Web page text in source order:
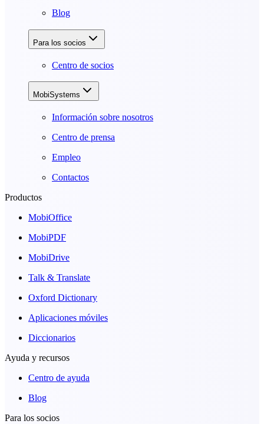
Blog
Para los socios
Centro de socios
MobiSystems
Información sobre nosotros
Centro de prensa
Empleo
Contactos
Productos
MobiOffice
MobiPDF
MobiDrive
Talk & Translate
Oxford Dictionary
Aplicaciones móviles
Diccionarios
Ayuda y recursos
Centro de ayuda
Blog
Para los socios